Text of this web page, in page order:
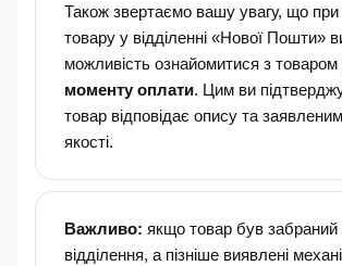
Також звертаємо вашу увагу, що при
товару у відділенні «Нової Пошти»
можливість ознайомитися з товаром
моменту оплати. Цим ви
товар відповідає опису та
якості.
Важливо: якщо товар був забраний
відділення, а пізніше виявлені